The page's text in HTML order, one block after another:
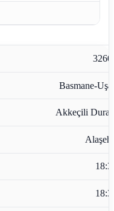
Basmane-
Akkeçili